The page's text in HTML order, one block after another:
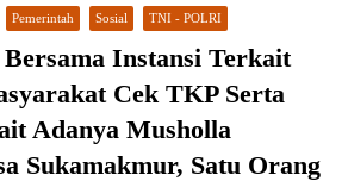
Pemerintah Sosial TNI - POLRI
Bersama Instansi Terkait
Cek TKP Serta
Adanya Musholla
Sukamakmur, Satu Orang